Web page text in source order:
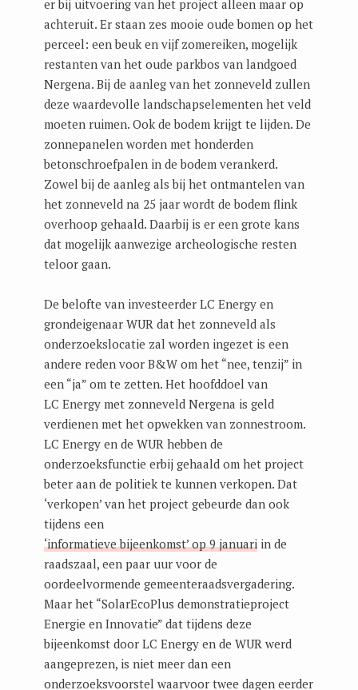
er bij uitvoering van het project alleen maar op
achteruit. Er staan zes mooie oude bomen op het
perceel: een beuk en vijf zomereiken, mogelijk
restanten van het oude parkbos van landgoed
Nergena. Bij de aanleg van het zonneveld zullen
deze waardevolle landschapselementen het veld
moeten ruimen. Ook de bodem krijgt te lijden. De
zonnepanelen worden met honderden
betonschroefpalen in de bodem verankerd.
Zowel bij de aanleg als bij het ontmantelen van
het zonneveld na 25 jaar wordt de bodem flink
overhoop gehaald. Daarbij is er een grote kans
dat mogelijk aanwezige archeologische resten
teloor gaan.
De belofte van investeerder LC Energy en
grondeigenaar WUR dat het zonneveld als
onderzoekslocatie zal worden ingezet is een
andere reden voor B&W om het “nee, tenzij” in
een “ja” om te zetten. Het hoofddoel van
LC Energy met zonneveld Nergena is geld
verdienen met het opwekken van zonnestroom.
LC Energy en de WUR hebben de
onderzoeksfunctie erbij gehaald om het project
beter aan de politiek te kunnen verkopen. Dat
‘verkopen’ van het project gebeurde dan ook
tijdens een
‘informatieve bijeenkomst’ op 9 januari in de
raadszaal, een paar uur voor de
oordeelvormende gemeenteraadsvergadering.
Maar het “SolarEcoPlus demonstratieproject
Energie en Innovatie” dat tijdens deze
bijeenkomst door LC Energy en de WUR werd
aangeprezen, is niet meer dan een
onderzoeksvoorstel waarvoor twee dagen eerder